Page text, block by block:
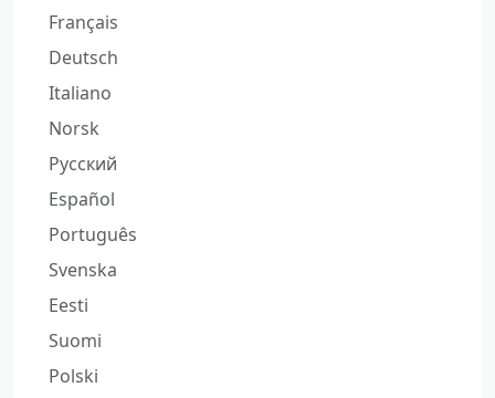
Français
Deutsch
Italiano
Norsk
Русский
Español
Português
Svenska
Eesti
Suomi
Polski